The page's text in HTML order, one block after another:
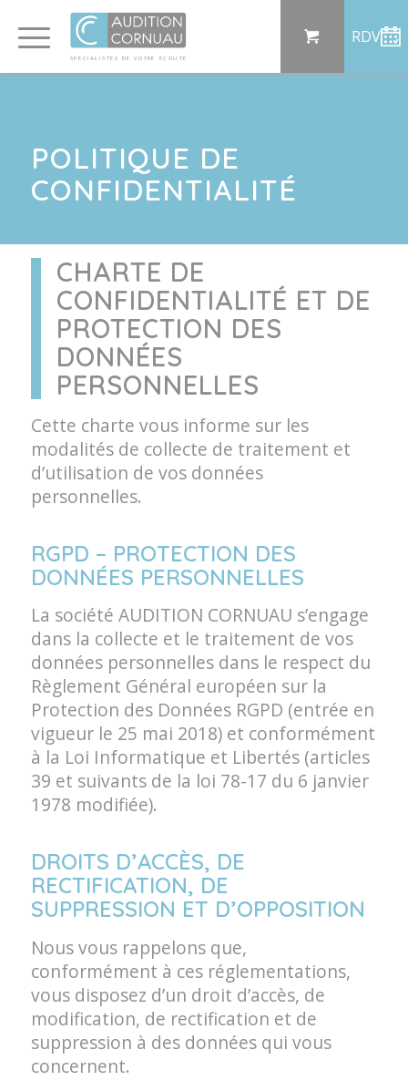
SP ÉCI AL I S TE S DE VO TRE ÉC OU TE
RDV
POLITIQUE DE
CONFIDENTIALITÉ
CHARTE DE
CONFIDENTIALITÉ ET DE
PROTECTION DES
DONNÉES
PERSONNELLES
Cette charte vous informe sur les
modalités de collecte de traitement et
d’utilisation de vos données
personnelles.
RGPD – PROTECTION DES
DONNÉES PERSONNELLES
La société AUDITION CORNUAU s’engage
dans la collecte et le traitement de vos
données personnelles dans le respect du
Règlement Général européen sur la
Protection des Données RGPD (entrée en
vigueur le 25 mai 2018) et conformément
à la Loi Informatique et Libertés (articles
39 et suivants de la loi 78-17 du 6 janvier
1978 modifiée).
DROITS D’ACCÈS, DE
RECTIFICATION, DE
SUPPRESSION ET D’OPPOSITION
Nous vous rappelons que,
conformément à ces réglementations,
vous disposez d’un droit d’accès, de
modification, de rectification et de
suppression à des données qui vous
concernent.
Panneau de gestion des cookies